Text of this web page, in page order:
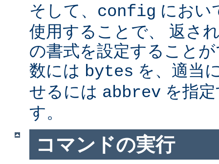
そして、 config にお
使用することで、 返さ
の書式を設定すること
数には bytes を、適当
せるには abbrev を指
す。
コマンドの実行